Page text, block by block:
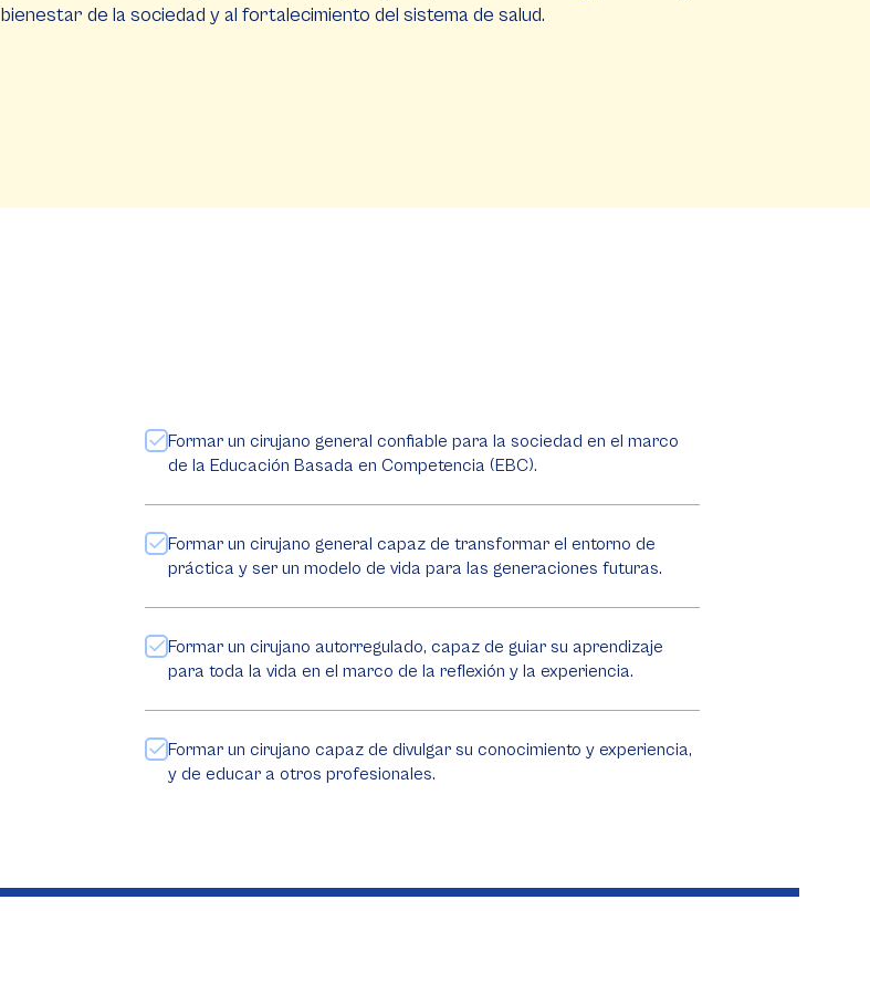
bienestar de la sociedad y al fortalecimiento del sistema de salud.
Formar un cirujano general confiable para la sociedad en el marco
de la Educación Basada en Competencia (EBC).
Formar un cirujano general capaz de transformar el entorno de
práctica y ser un modelo de vida para las generaciones futuras.
Formar un cirujano autorregulado, capaz de guiar su aprendizaje
para toda la vida en el marco de la reflexión y la experiencia.
Formar un cirujano capaz de divulgar su conocimiento y experiencia,
y de educar a otros profesionales.